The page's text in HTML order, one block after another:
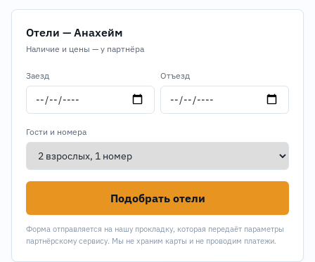
Отели — Анахейм
Наличие и цены — у партнёра
Заезд Отъезд
Гости и номера
Подобрать отели
Форма отправляется на нашу прокладку, которая передаёт параметры
партнёрскому сервису. Мы не храним карты и не проводим платежи.